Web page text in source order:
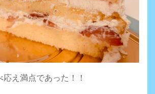
え満点であった！！